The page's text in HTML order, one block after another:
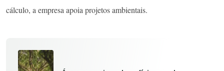
cálculo, a empresa apoia projetos ambientais.